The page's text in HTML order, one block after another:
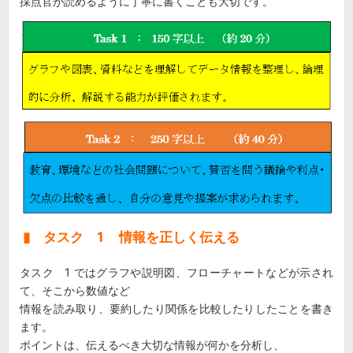
▮ タスク 1 情報を正しく伝える
タスク 1 ではグラフや説明図、フローチャートなどが示され
て、そこから数値など
情報を読み取り、要約したり関係を比較したりしたことを書き
ます。
ポイントは、伝えるべき大切な情報が何かを分析し、